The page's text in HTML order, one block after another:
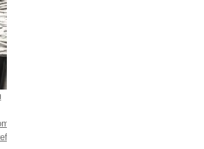
profile.php?